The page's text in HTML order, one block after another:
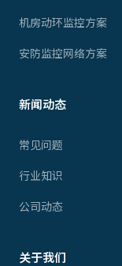
机房动环监控方案
安防监控网络方案
新闻动态
常见问题
行业知识
公司动态
关于我们